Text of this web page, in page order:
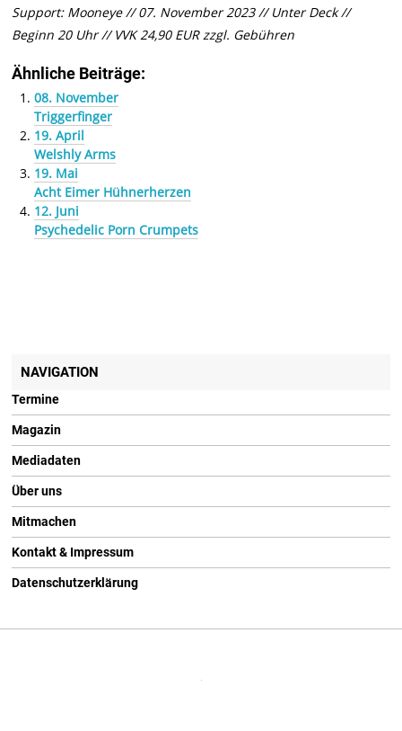
Support: Mooneye // 07. November 2023 // Unter Deck //
Beginn 20 Uhr // VVK 24,90 EUR zzgl. Gebühren
Ähnliche Beiträge:
08. November
Triggerfinger
19. April
Welshly Arms
19. Mai
Acht Eimer Hühnerherzen
12. Juni
Psychedelic Porn Crumpets
NAVIGATION
Termine
Magazin
Mediadaten
Über uns
Mitmachen
Kontakt & Impressum
Datenschutzerklärung